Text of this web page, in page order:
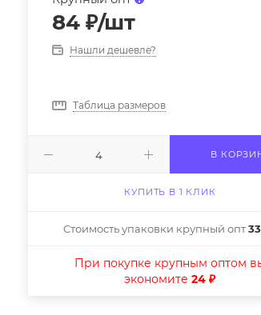
84 ₽/шт
Нашли дешевле?
Таблица размеров
В
КУПИТЬ В 1 КЛИК
Стоимость упаковки крупный опт
При покупке крупным оптом
экономите24 ₽